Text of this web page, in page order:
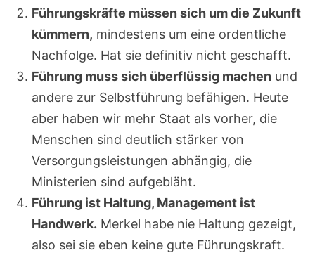
Führungskräfte müssen sich um die Zukunft
kümmern, mindestens um eine ordentliche
Nachfolge. Hat sie definitiv nicht geschafft.
Führung muss sich überflüssig machen und
andere zur Selbstführung befähigen. Heute
aber haben wir mehr Staat als vorher, die
Menschen sind deutlich stärker von
Versorgungsleistungen abhängig, die
Ministerien sind aufgebläht.
Führung ist Haltung, Management ist
Handwerk. Merkel habe nie Haltung gezeigt,
also sei sie eben keine gute Führungskraft.